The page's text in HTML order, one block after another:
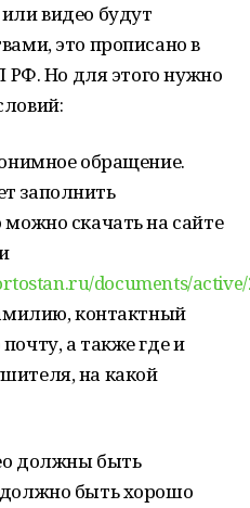
видео будут
это прописано в
РФ. Но для этого нужно
обращение.
заполнить
скачать на сайте
documents/
контактный
а также где и
на какой
должны быть
быть хорошо